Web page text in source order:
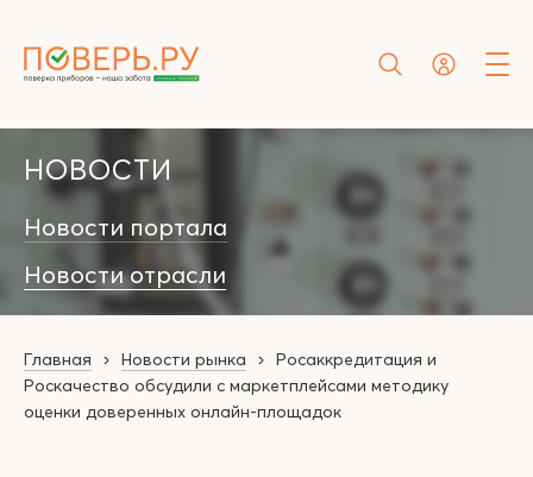
НОВОСТИ
Новости портала
Новости отрасли
Главная Новости рынка
Росаккредитация и
Роскачество обсудили с маркетплейсами методику
оценки доверенных онлайн-площадок